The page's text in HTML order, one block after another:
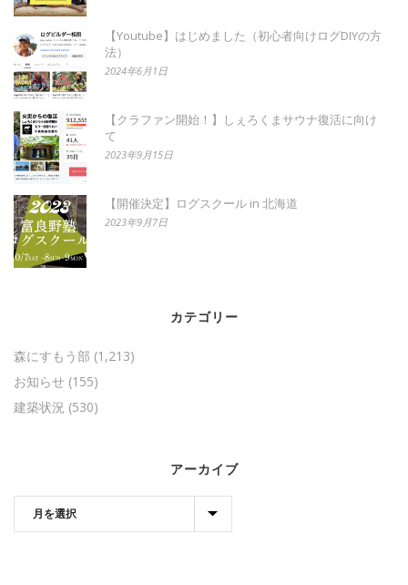
【Youtube】はじめました（初心者向けログDIYの方
法）
2024年6月1日
【クラファン開始！】しぇろくまサウナ復活に向け
て
2023年9月15日
【開催決定】ログスクール in 北海道
2023年9月7日
カテゴリー
森にすもう部 (1,213)
お知らせ (155)
建築状況 (530)
アーカイブ